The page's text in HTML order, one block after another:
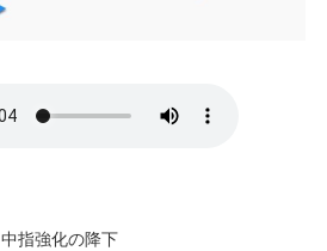
中指強化の降下